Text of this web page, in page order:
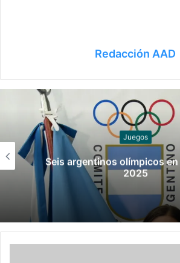
Redacción AAD
Juegos
Seis argentinos olímpicos
2025